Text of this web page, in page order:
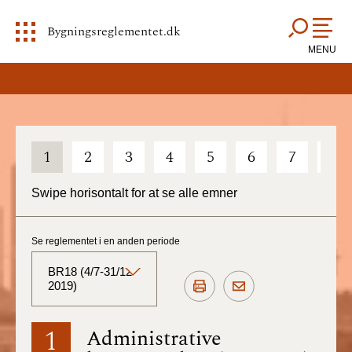
Bygningsreglementet.dk
MENU
1 2 3 4 5 6 7
Swipe horisontalt for at se alle emner
1 Administrative
Se reglementet i en anden periode
BR18 (4/7-31/12
2019)
BR18 (Aktuelt)